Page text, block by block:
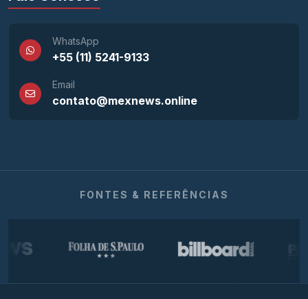
WhatsApp
+55 (11) 5241-9133
Email
contato@mexnews.online
FONTES & REFERÊNCIAS